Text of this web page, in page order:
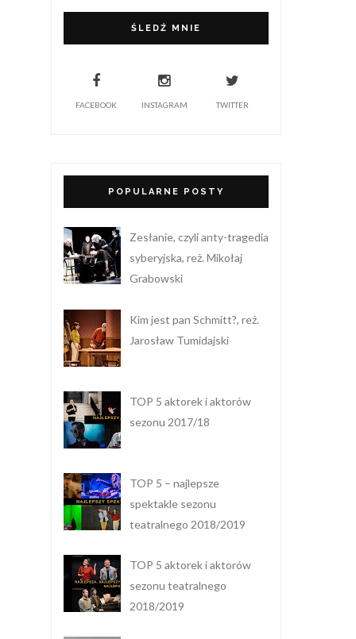
ŚLEDŹ MNIE
FACEBOOK INSTAGRAM TWITTER
POPULARNE POSTY
Zesłanie, czyli anty-tragedia
syberyjska, reż. Mikołaj
Grabowski
Kim jest pan Schmitt?, reż.
Jarosław Tumidajski
TOP 5 aktorek i aktorów
sezonu 2017/18
TOP 5 – najlepsze
spektakle sezonu
teatralnego 2018/2019
TOP 5 aktorek i aktorów
sezonu teatralnego
2018/2019